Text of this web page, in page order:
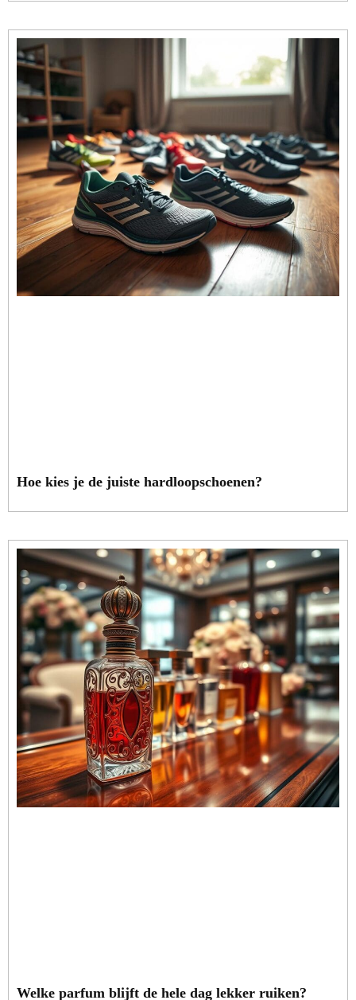
Hoe kies je de juiste hardloopschoenen?
Welke parfum blijft de hele dag lekker ruiken?